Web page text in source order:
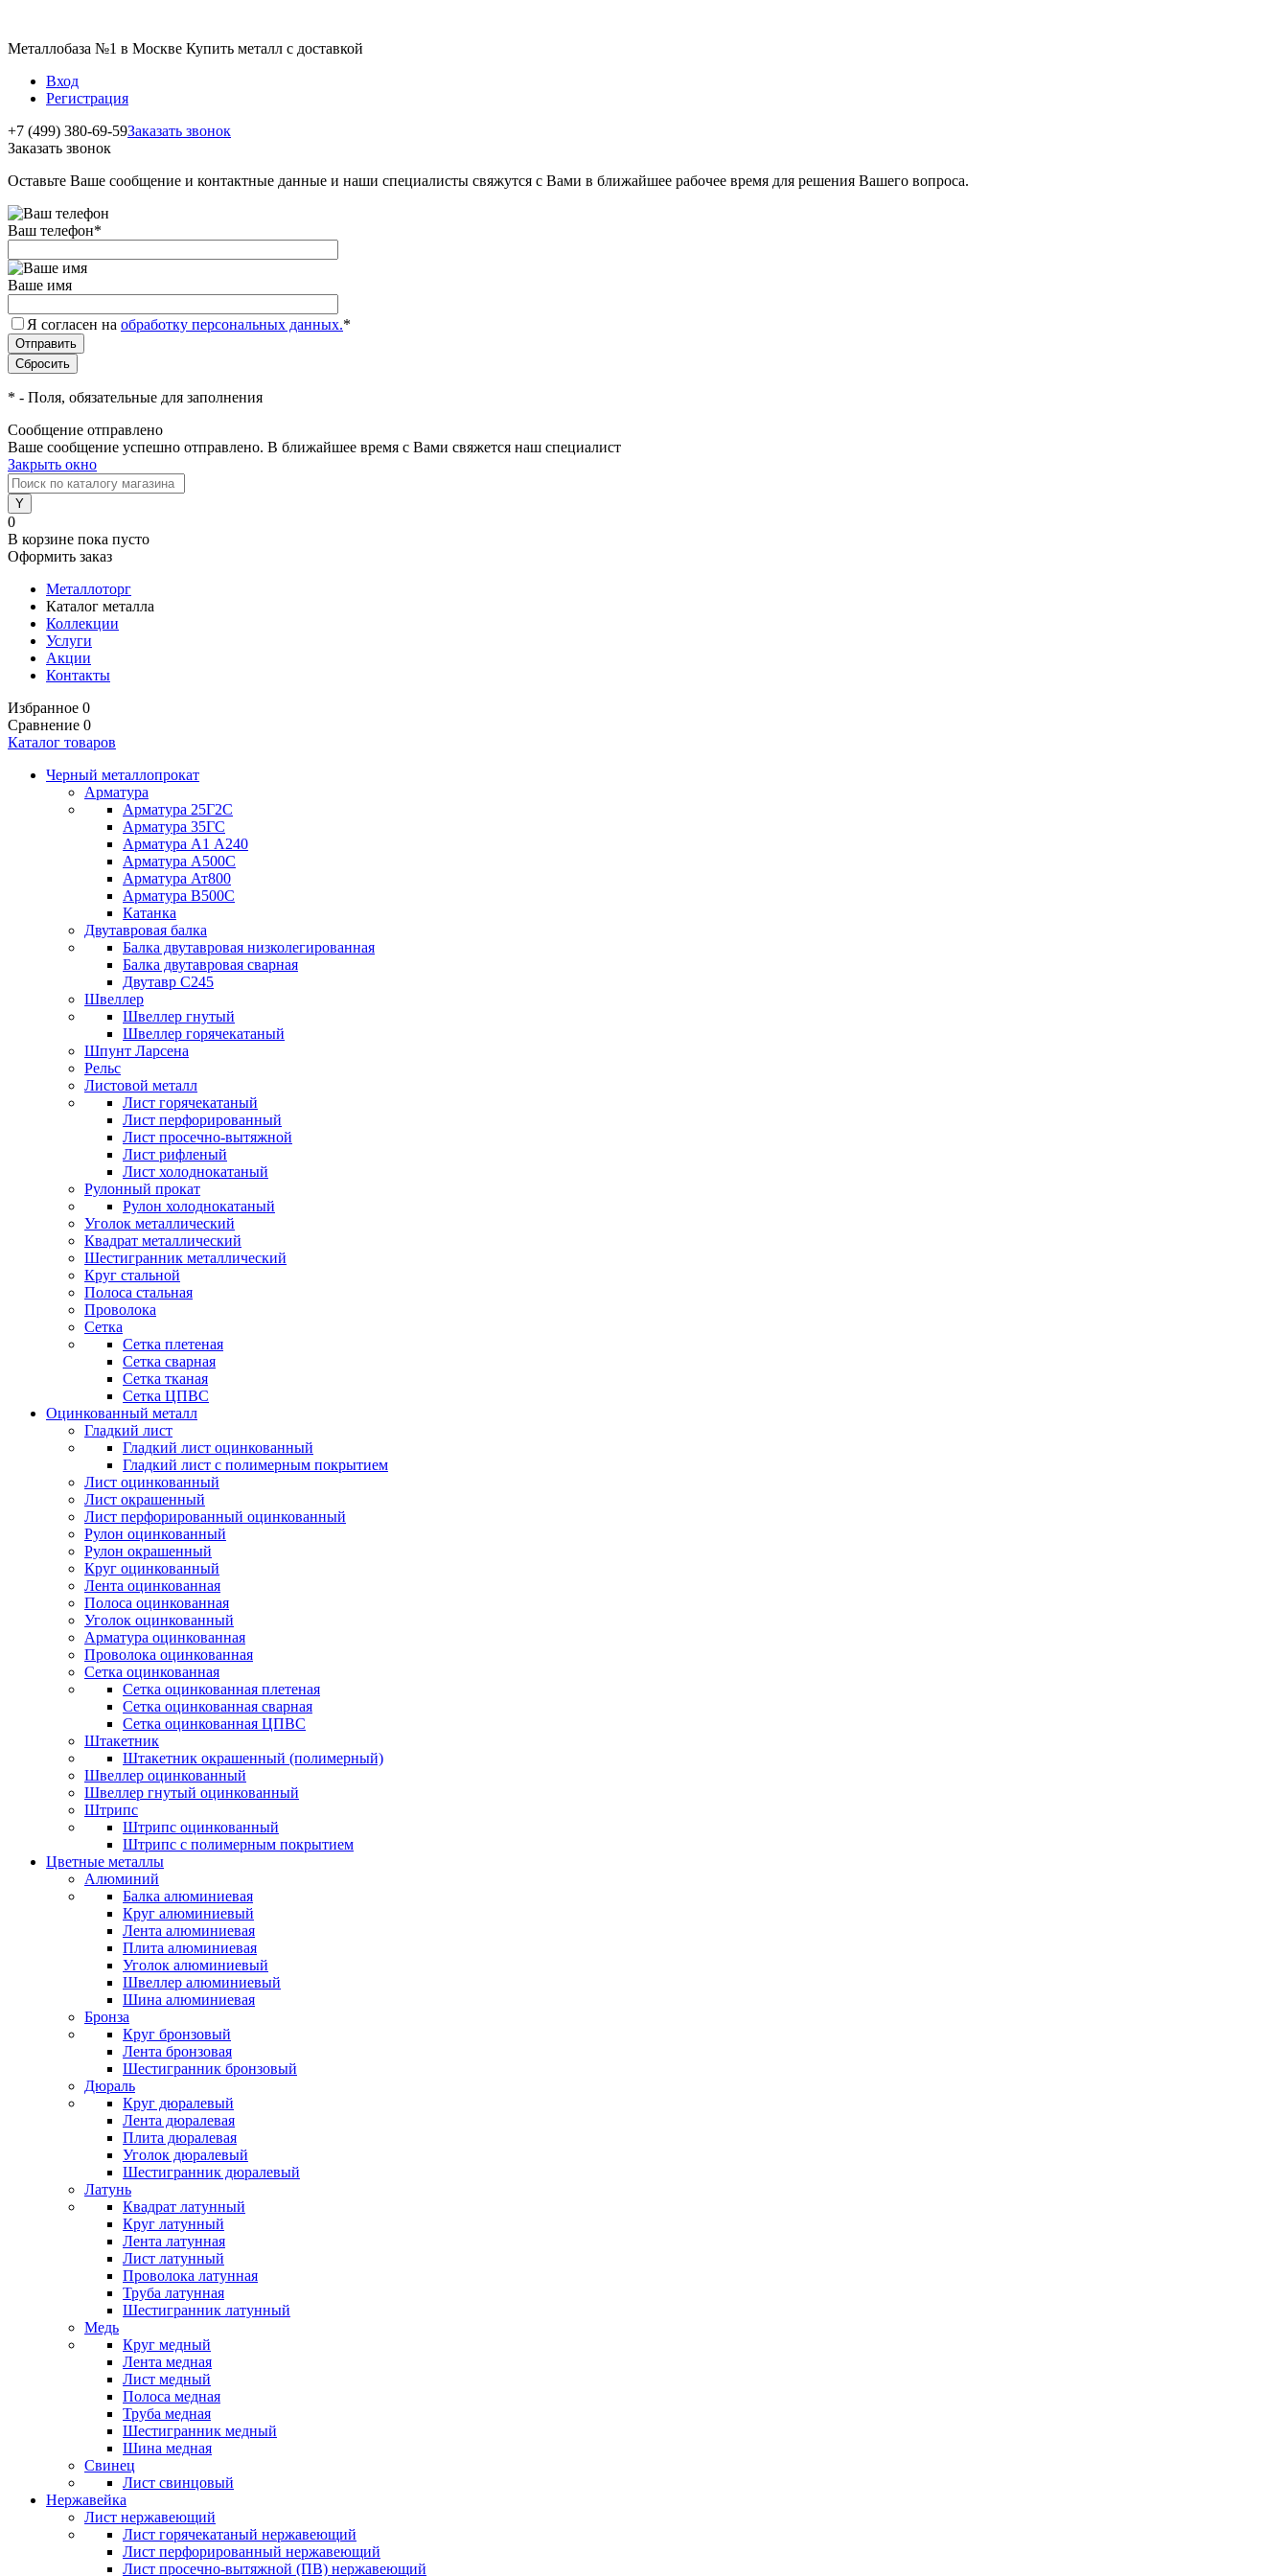
Металлобаза №1 в Москве Купить металл с доставкой
Вход
Регистрация
+7 (499) 380-69-59Заказать звонок
Заказать звонок
Оставьте Ваше сообщение и контактные данные и наши специалисты свяжутся с Вами в ближайшее рабочее время для решения Вашего вопроса.
Ваш телефон*
Ваше имя
Я согласен на обработку персональных данных.*
* - Поля, обязательные для заполнения
Сообщение отправлено
Ваше сообщение успешно отправлено. В ближайшее время с Вами свяжется наш специалист
Закрыть окно
0
В корзине пока пусто
Оформить заказ
Металлоторг
Каталог металла
Коллекции
Услуги
Акции
Контакты
Избранное 0
Сравнение 0
Каталог товаров
Черный металлопрокат
Арматура
Арматура 25Г2С
Арматура 35ГС
Арматура А1 А240
Арматура А500С
Арматура Ат800
Арматура В500С
Катанка
Двутавровая балка
Балка двутавровая низколегированная
Балка двутавровая сварная
Двутавр С245
Швеллер
Швеллер гнутый
Швеллер горячекатаный
Шпунт Ларсена
Рельс
Листовой металл
Лист горячекатаный
Лист перфорированный
Лист просечно-вытяжной
Лист рифленый
Лист холоднокатаный
Рулонный прокат
Рулон холоднокатаный
Уголок металлический
Квадрат металлический
Шестигранник металлический
Круг стальной
Полоса стальная
Проволока
Сетка
Сетка плетеная
Сетка сварная
Сетка тканая
Сетка ЦПВС
Оцинкованный металл
Гладкий лист
Гладкий лист оцинкованный
Гладкий лист с полимерным покрытием
Лист оцинкованный
Лист окрашенный
Лист перфорированный оцинкованный
Рулон оцинкованный
Рулон окрашенный
Круг оцинкованный
Лента оцинкованная
Полоса оцинкованная
Уголок оцинкованный
Арматура оцинкованная
Проволока оцинкованная
Сетка оцинкованная
Сетка оцинкованная плетеная
Сетка оцинкованная сварная
Сетка оцинкованная ЦПВС
Штакетник
Штакетник окрашенный (полимерный)
Швеллер оцинкованный
Швеллер гнутый оцинкованный
Штрипс
Штрипс оцинкованный
Штрипс с полимерным покрытием
Цветные металлы
Алюминий
Балка алюминиевая
Круг алюминиевый
Лента алюминиевая
Плита алюминиевая
Уголок алюминиевый
Швеллер алюминиевый
Шина алюминиевая
Бронза
Круг бронзовый
Лента бронзовая
Шестигранник бронзовый
Дюраль
Круг дюралевый
Лента дюралевая
Плита дюралевая
Уголок дюралевый
Шестигранник дюралевый
Латунь
Квадрат латунный
Круг латунный
Лента латунная
Лист латунный
Проволока латунная
Труба латунная
Шестигранник латунный
Медь
Круг медный
Лента медная
Лист медный
Полоса медная
Труба медная
Шестигранник медный
Шина медная
Свинец
Лист свинцовый
Нержавейка
Лист нержавеющий
Лист горячекатаный нержавеющий
Лист перфорированный нержавеющий
Лист просечно-вытяжной (ПВ) нержавеющий